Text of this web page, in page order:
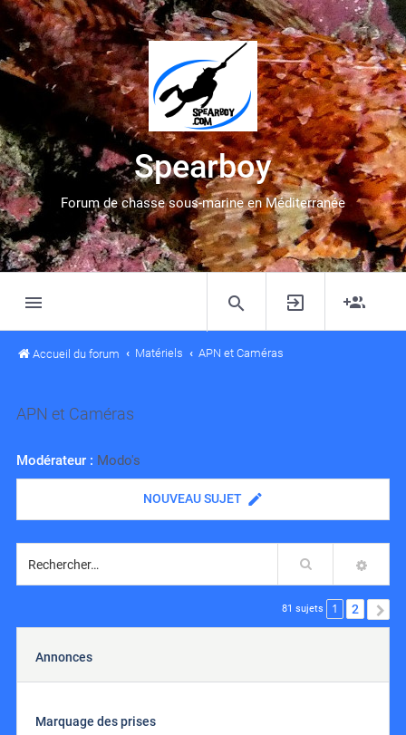
Spearboy
Forum de chasse sous-marine en Méditerranée
Accueil du forum Matériels APN et Caméras
APN et Caméras
Modérateur : Modo's
NOUVEAU SUJET
Rechercher
81 sujets 1 2
Annonces
Marquage des prises